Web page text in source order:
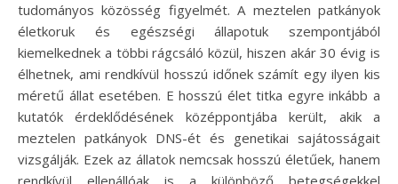
tudományos közösség figyelmét. A meztelen patkányok
életkoruk és egészségi állapotuk szempontjából
kiemelkednek a többi rágcsáló közül, hiszen akár 30 évig is
élhetnek, ami rendkívül hosszú időnek számít egy ilyen kis
méretű állat esetében. E hosszú élet titka egyre inkább a
kutatók érdeklődésének középpontjába került, akik a
meztelen patkányok DNS-ét és genetikai sajátosságait
vizsgálják. Ezek az állatok nemcsak hosszú életűek, hanem